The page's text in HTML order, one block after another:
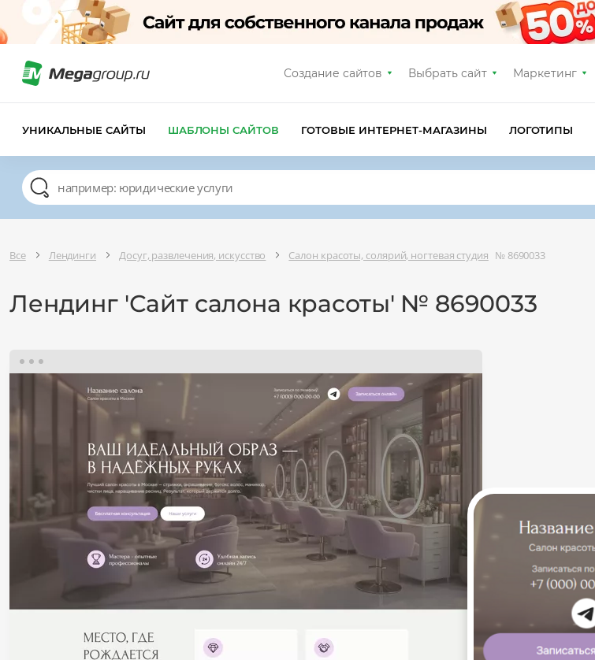
Создание сайтов Выбрать сайт Маркетинг
УНИКАЛЬНЫЕ САЙТЫ ШАБЛОНЫ САЙТОВ ГОТОВЫЕ ИНТЕРНЕТ-МАГАЗИНЫ ЛОГОТИПЫ
Все Лендинги Досуг, развлечения, искусство Салон красоты, солярий, ногтевая студия № 8690033
Лендинг 'Сайт салона красоты' № 8690033